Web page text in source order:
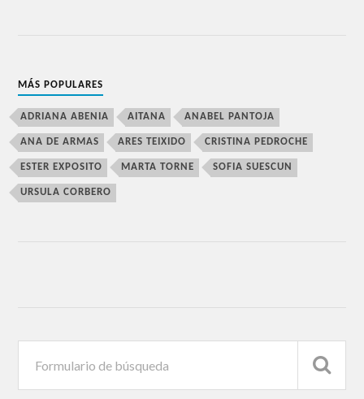
MÁS POPULARES
ADRIANA ABENIA AITANA ANABEL PANTOJA
ANA DE ARMAS ARES TEIXIDO CRISTINA PEDROCHE
ESTER EXPOSITO MARTA TORNE SOFIA SUESCUN
URSULA CORBERO